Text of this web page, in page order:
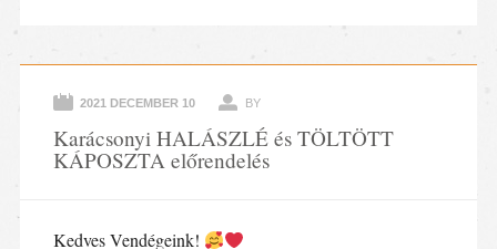
2021 DECEMBER 10 BY
Karácsonyi HALÁSZLÉ és TÖLTÖTT
KÁPOSZTA előrendelés
Kedves Vendégeink!